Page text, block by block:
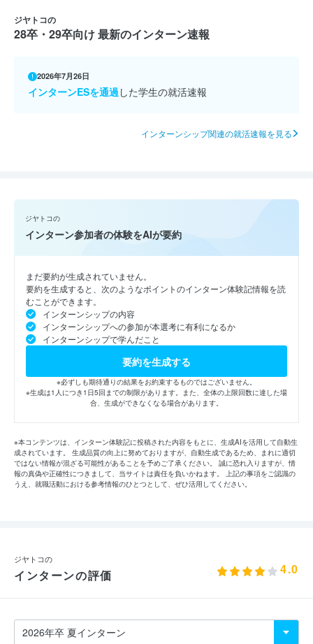
ジヤトコの
28卒・29卒向け 最新のインターン速報
2026年7月26日
インターンESを通過した学生の就活速報
インターンシップ関連の就活速報を見る
ジヤトコの
インターン参加者の体験をAIが要約
まだ要約が生成されていません。
要約を生成すると、次のようなポイントのインターン体験記情報を読
むことができます。
インターンシップの内容
インターンシップへの参加が本選考に有利になるか
インターンシップで学んだこと
要約を生成する
※必ずしも期待通りの結果をお約束するものではございません。
※生成は1人につき1日5回までの制限があります。また、全体の上限回数に達した場
合、生成ができなくなる場合があります。
※本コンテンツは、インターン体験記に投稿された内容をもとに、生成AIを活用して自動生
成されています。 生成品質の向上に努めておりますが、自動生成であるため、まれに適切
ではない情報が混ざる可能性があることを予めご了承ください。 誠に恐れ入りますが、情
報の真偽や正確性につきまして、当サイトは責任を負いかねます。 上記の事項をご認識の
うえ、就職活動における参考情報のひとつとして、ぜひ活用してください。
ジヤトコの
インターンの評価 4.0